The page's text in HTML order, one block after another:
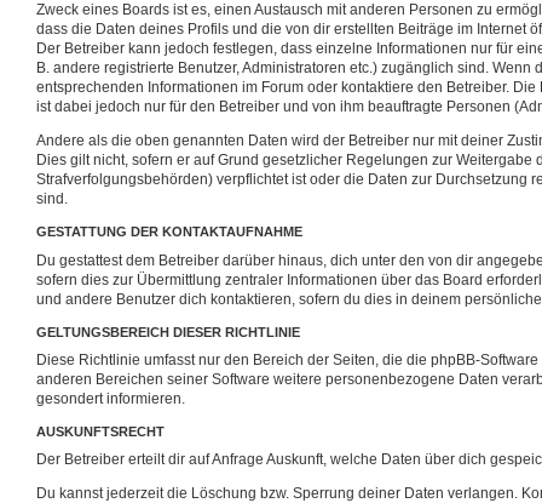
Zweck eines Boards ist es, einen Austausch mit anderen Personen zu
dass die Daten deines Profils und die von dir erstellten Beiträge im Internet
Der Betreiber kann jedoch festlegen, dass einzelne Informationen nur für
B. andere registrierte Benutzer, Administratoren etc.) zugänglich sind. Wenn
entsprechenden Informationen im Forum oder kontaktiere den Betreiber.
ist dabei jedoch nur für den Betreiber und von ihm beauftragte Personen
Andere als die oben genannten Daten wird der Betreiber nur mit deiner
Dies gilt nicht, sofern er auf Grund gesetzlicher Regelungen zur Weitergabe
Strafverfolgungsbehörden) verpflichtet ist oder die Daten zur Durchsetzung
sind.
GESTATTUNG DER KONTAKTAUFNAHME
Du gestattest dem Betreiber darüber hinaus, dich unter den von dir
sofern dies zur Übermittlung zentraler Informationen über das Board
und andere Benutzer dich kontaktieren, sofern du dies in deinem
GELTUNGSBEREICH DIESER RICHTLINIE
Diese Richtlinie umfasst nur den Bereich der Seiten, die die phpBB-
anderen Bereichen seiner Software weitere personenbezogene Daten
gesondert informieren.
AUSKUNFTSRECHT
Der Betreiber erteilt dir auf Anfrage Auskunft, welche Daten über dich
Du kannst jederzeit die Löschung bzw. Sperrung deiner Daten verlangen.